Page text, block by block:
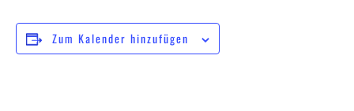
Zum Kalender hinzufügen